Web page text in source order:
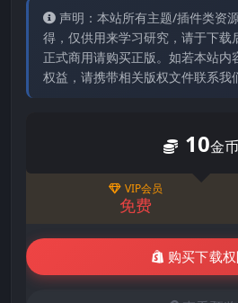
声明：本站所有主题/插件类资
得，仅供用来学习研究，请于下载
正式商用请购买正版。如若本站内
权益，请携带相关版权文件联系我
10金币
VIP会员
免费
购买下载权